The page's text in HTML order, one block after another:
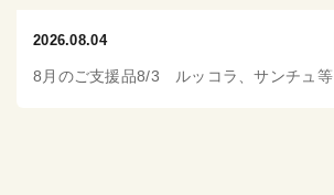
2026.08.04
8月のご支援品8/3 ルッコラ、サンチュ等